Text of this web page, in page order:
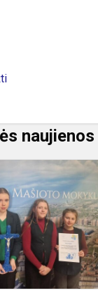
naujienos